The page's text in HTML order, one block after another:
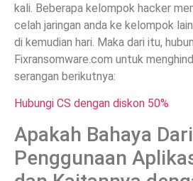
kali. Beberapa kelompok hacker
celah jaringan anda ke kelompok
di kemudian hari. Maka dari itu,
Fixransomware.com untuk
serangan berikutnya:
Hubungi CS dengan diskon 50%
Apakah Bahaya Dari
Penggunaan